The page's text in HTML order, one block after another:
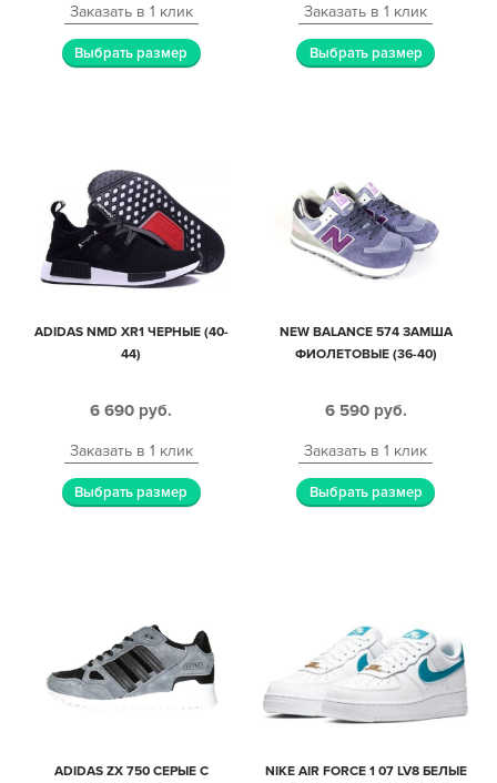
Заказать в 1 клик
Выбрать размер
Заказать в 1 клик
Выбрать размер
ADIDAS NMD XR1 ЧЕРНЫЕ (40-
44)
6 690 руб.
Заказать в 1 клик
Выбрать размер
NEW BALANCE 574 ЗАМША
ФИОЛЕТОВЫЕ (36-40)
6 590 руб.
Заказать в 1 клик
Выбрать размер
ADIDAS ZX 750 СЕРЫЕ С
NIKE AIR FORCE 1 07 LV8 БЕЛЫЕ